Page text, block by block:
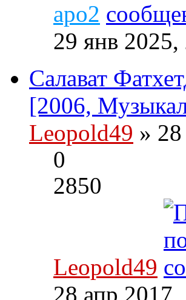
apo2
29 янв 2025,
Салават
[2006,
Leopold49 »
0
2850
Leopold49
28 апр 2017,